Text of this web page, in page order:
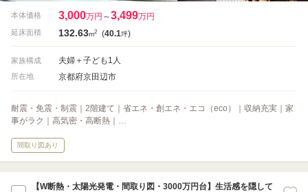
本体価格 3,000万円 ～3,499万円
延床面積 132.63m2 (40.1坪)
家族構成 夫婦＋子ども1人
所在地 京都府京田辺市
耐震・免震・制震｜2階建て｜省エネ・創エネ・エコ（eco）｜収納充実｜家
事がラク｜高気密・高断熱｜…
間取り図あり
【W断熱・太陽光発電・間取り図・3000万円台】生活感を隠して